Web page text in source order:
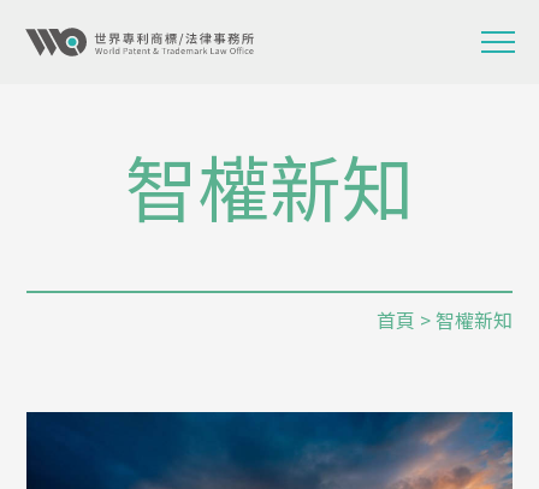
智權新知
首頁 > 智權新知